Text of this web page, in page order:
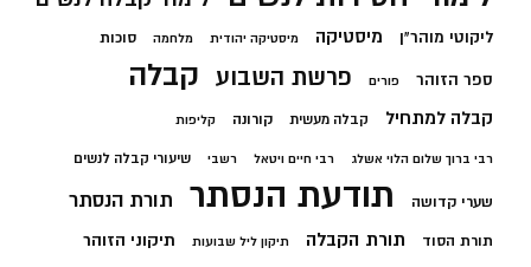
ליקוטי מוהר"ן מיסטיקה מיסטיקה יהודית מלחמה סוכות
ספר הזוהר פורים פרשת השבוע קבלה
קבלה למתחיל קבלה מעשית קורונה קליפות
רבי ברוך שלום הלוי אשלג רבי חיים ויטאל רשבי שיעורי קבלה לנשים
שערי קדושה תודעת הנסתר תורת הנסתר
תורת הסוד תורת הקבלה תיקון ליל שבועות תיקוני הזוהר